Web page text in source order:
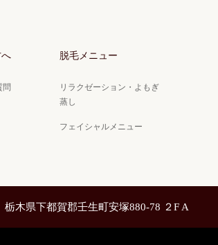
問
脱毛メニュー
リラクゼーション・よもぎ
蒸し
フェイシャルメニュー
栃木県下都賀郡壬生町安塚880-78 ２F A